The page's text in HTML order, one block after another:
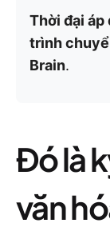
Thời đại áp
trình
Brain.
Đó là
văn